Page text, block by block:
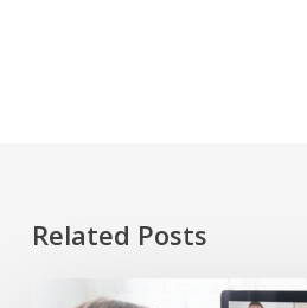
Related Posts